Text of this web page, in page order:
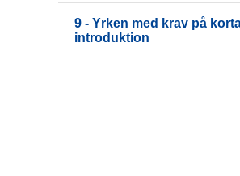
9 - Yrken med krav på
introduktion